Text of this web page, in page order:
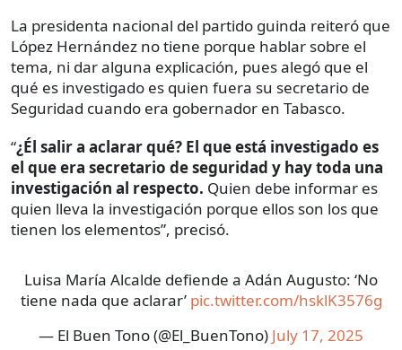
La presidenta nacional del partido guinda reiteró que
López Hernández no tiene porque hablar sobre el
tema, ni dar alguna explicación, pues alegó que el
qué es investigado es quien fuera su secretario de
Seguridad cuando era gobernador en Tabasco.
“¿Él salir a aclarar qué? El que está investigado es
el que era secretario de seguridad y hay toda una
investigación al respecto. Quien debe informar es
quien lleva la investigación porque ellos son los que
tienen los elementos”, precisó.
Luisa María Alcalde defiende a Adán Augusto: ‘No
tiene nada que aclarar’ pic.twitter.com/hsklK3576g
— El Buen Tono (@El_BuenTono) July 17, 2025